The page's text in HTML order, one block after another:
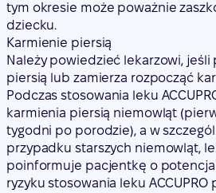
tym okresie może poważnie
dziecku.
Karmienie piersią
Należy powiedzieć lekarzowi, jeśli
piersią lub zamierza rozpocząć
Podczas stosowania leku
karmienia piersią niemowląt
tygodni po porodzie), a w
przypadku starszych niemowląt,
poinformuje pacjentkę o
ryzyku stosowania leku ACCUPRO